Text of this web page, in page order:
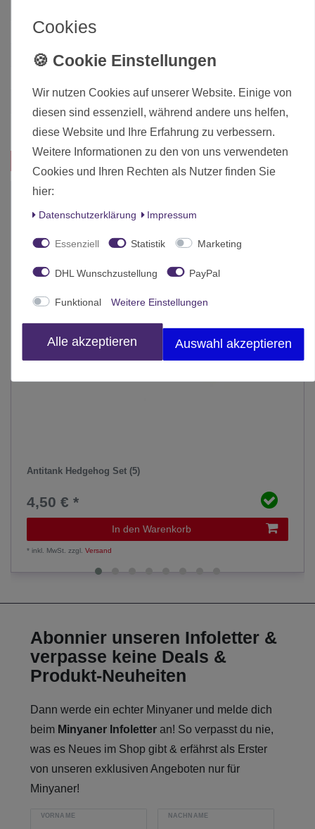
Art.-ID
Altersfreigabe Ab 12 freigegeben
Antitank Hedgehog Set (5)
4,50 € *
In den Warenkorb
*inkl. MwSt. zzgl.Versand
Abonnier unseren Infoletter &
verpasse keine Deals &
Produkt-Neuheiten
Dann werde ein echter Minyaner und melde dich
beim Minyaner Infoletter an! So verpasst du nie,
was es Neues im Shop gibt & erfährst als Erster
von unseren exklusiven Angeboten nur für
Minyaner!
VORNAME NACHNAME
Cookies
Wir nutzen Cookies auf unserer Website. Einige von
diesen sind essenziell, während andere uns helfen,
diese Website und Ihre Erfahrung zu verbessern.
Weitere Informationen zu den von uns verwendeten
Cookies und Ihren Rechten als Nutzer finden Sie
hier:
Daten­schutz­erklärung Impressum
Essenziell Statistik Marketing
DHL Wunschzustellung PayPal
Funktional Weitere Einstellungen
Alle akzeptieren Auswahl akzeptieren